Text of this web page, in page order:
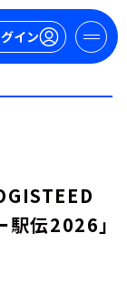
イン
駅伝2026」